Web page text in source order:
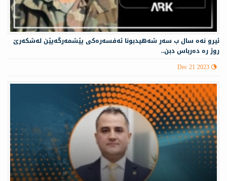
ئيرو نەه سال ب سه‌ر شه‌هيدبونا ئه‌فسه‌ره‌كى پێشمه‌رگه‌يێن له‌شكه‌رێ
روژ ره‌ ده‌رباس دبن..
Dec 21 2023